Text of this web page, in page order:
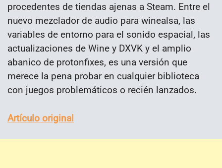
procedentes de tiendas ajenas a Steam. Entre el
nuevo mezclador de audio para winealsa, las
variables de entorno para el sonido espacial, las
actualizaciones de Wine y DXVK y el amplio
abanico de protonfixes, es una versión que
merece la pena probar en cualquier biblioteca
con juegos problemáticos o recién lanzados.
Artículo original